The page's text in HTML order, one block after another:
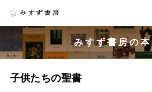
みすず書房の本
子供たちの聖書